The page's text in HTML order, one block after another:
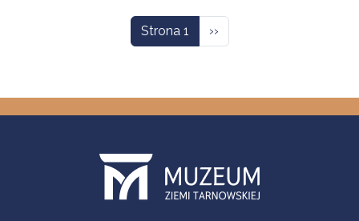
Strona 1 Następna strona
››